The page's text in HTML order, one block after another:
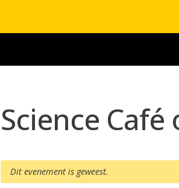
Science
Dit evenement is geweest.